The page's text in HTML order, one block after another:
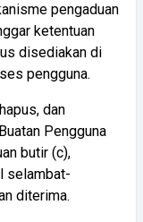
pengaduan
ketentuan
disediakan di
pengguna.
dan
Pengguna
butir (c),
selambat-
diterima.